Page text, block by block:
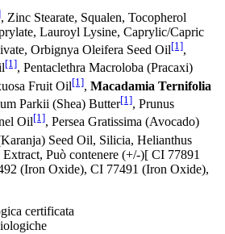
, Zinc Stearate, Squalen, Tocopherol
Lauroyl Lysine, Caprylic/Capric
Orbignya Oleifera Seed Oil[1],
[1], Pentaclethra Macroloba (Pracaxi)
Fruit Oil[1], Macadamia Ternifolia
Parkii (Shea) Butter[1], Prunus
Oil[1], Persea Gratissima (Avocado)
Seed Oil, Silicia, Helianthus
Può contenere (+/-)[ CI 77891
(Iron Oxide), CI 77491 (Iron Oxide),
certificata